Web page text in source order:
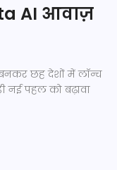
AI आवाज़
छह देशों में लॉन्च
नई पहल को बढ़ावा